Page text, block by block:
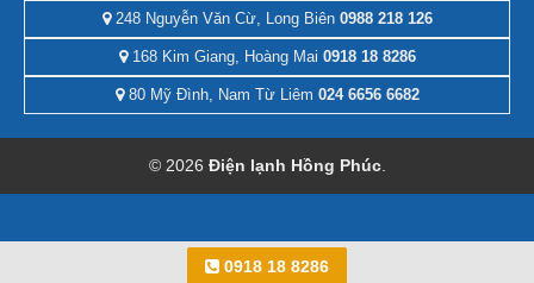
248 Nguyễn Văn Cừ, Long Biên0988 218 126
168 Kim Giang, Hoàng Mai 0918 18 8286
80 Mỹ Đình, Nam Từ Liêm 024 6656 6682
© 2026 Điện lạnh Hồng Phúc.
0918 18 8286